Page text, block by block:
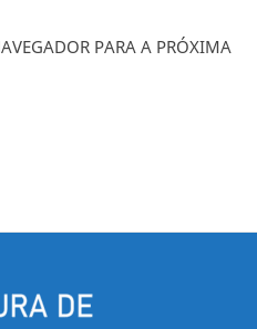
PARA A PRÓXIMA